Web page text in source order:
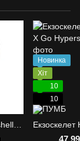
Новинка
Хіт
10
10
47